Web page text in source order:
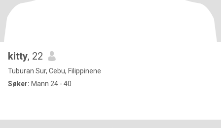
kitty, 22
Tuburan Sur, Cebu, Filippinene
Søker: Mann 24 - 40